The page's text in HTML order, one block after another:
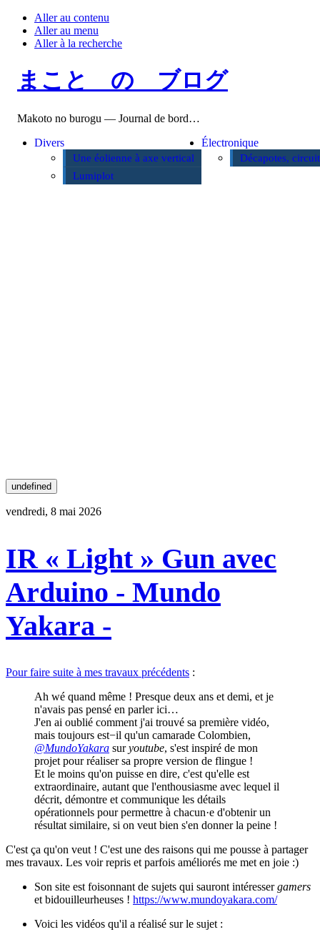
Aller au contenu
Aller au menu
Aller à la recherche
まこと の ブログ
Makoto no burogu — Journal de bord…
Divers
Une éolienne à axe vertical
Lumiplot
Électronique
Décapotes,
undefined
vendredi, 8 mai 2026
IR « Light » Gun avec
Arduino - Mundo
Yakara -
Pour faire suite à mes travaux précédents :
Ah wé quand même ! Presque deux ans et demi, et je
n'avais pas pensé en parler ici…
J'en ai oublié comment j'ai trouvé sa première vidéo,
mais toujours est−il qu'un camarade Colombien,
@MundoYakara suryoutube, s'est inspiré de mon
projet pour réaliser sa propre version de flingue !
Et le moins qu'on puisse en dire, c'est qu'elle est
extraordinaire, autant que l'enthousiasme avec lequel il
décrit, démontre et communique les détails
opérationnels pour permettre à chacun·e d'obtenir un
résultat similaire, si on veut bien s'en donner la peine !
C'est ça qu'on veut ! C'est une des raisons qui me pousse à partager
mes travaux. Les voir repris et parfois améliorés me met en joie :)
Son site est foisonnant de sujets qui sauront intéressergamers
et bidouilleurheuses ! https://www.mundoyakara.com/
Voici les vidéos qu'il a réalisé sur le sujet :